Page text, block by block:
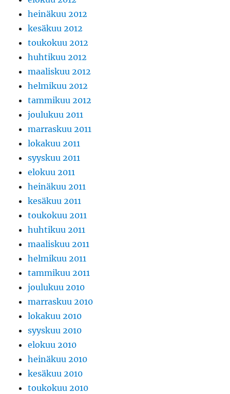
heinäkuu 2012
kesäkuu 2012
toukokuu 2012
huhtikuu 2012
maaliskuu 2012
helmikuu 2012
tammikuu 2012
joulukuu 2011
marraskuu 2011
lokakuu 2011
syyskuu 2011
elokuu 2011
heinäkuu 2011
kesäkuu 2011
toukokuu 2011
huhtikuu 2011
maaliskuu 2011
helmikuu 2011
tammikuu 2011
joulukuu 2010
marraskuu 2010
lokakuu 2010
syyskuu 2010
elokuu 2010
heinäkuu 2010
kesäkuu 2010
toukokuu 2010